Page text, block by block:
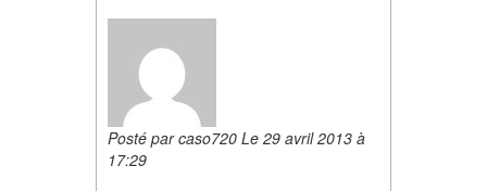
Posté par caso720 Le 29 avril 2013 à
17:29